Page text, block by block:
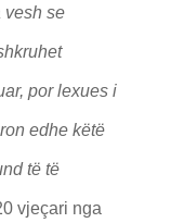
vesh se
por lexues i
edhe këtë
të të
vjeçari nga